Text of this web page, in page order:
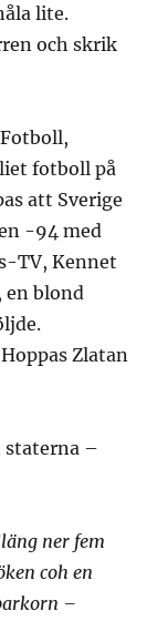
lite.
och skrik
fotboll på
att Sverige
-94 med
TV, Kennet
en blond
Zlatan
staterna –
ner fem
coh en
–